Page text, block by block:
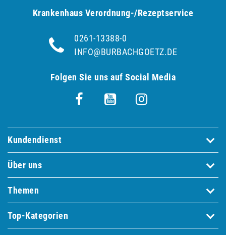
Krankenhaus Verordnung-/Rezeptservice
0261-13388-0
INFO@BURBACHGOETZ.DE
Folgen Sie uns auf Social Media
Kundendienst
Über uns
Themen
Top-Kategorien